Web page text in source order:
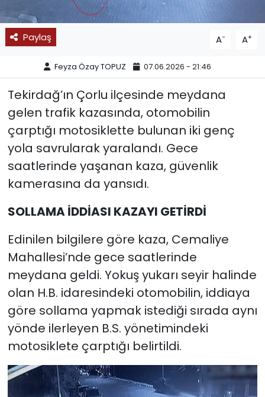
Paylaş A- A+
Feyza Özay TOPUZ 07.06.2026 - 21:46
Tekirdağ’ın Çorlu ilçesinde meydana
gelen trafik kazasında, otomobilin
çarptığı motosiklette bulunan iki genç
yola savrularak yaralandı. Gece
saatlerinde yaşanan kaza, güvenlik
kamerasına da yansıdı.
SOLLAMA İDDİASI KAZAYI GETİRDİ
Edinilen bilgilere göre kaza, Cemaliye
Mahallesi’nde gece saatlerinde
meydana geldi. Yokuş yukarı seyir halinde
olan H.B. idaresindeki otomobilin, iddiaya
göre sollama yapmak istediği sırada aynı
yönde ilerleyen B.S. yönetimindeki
motosiklete çarptığı belirtildi.